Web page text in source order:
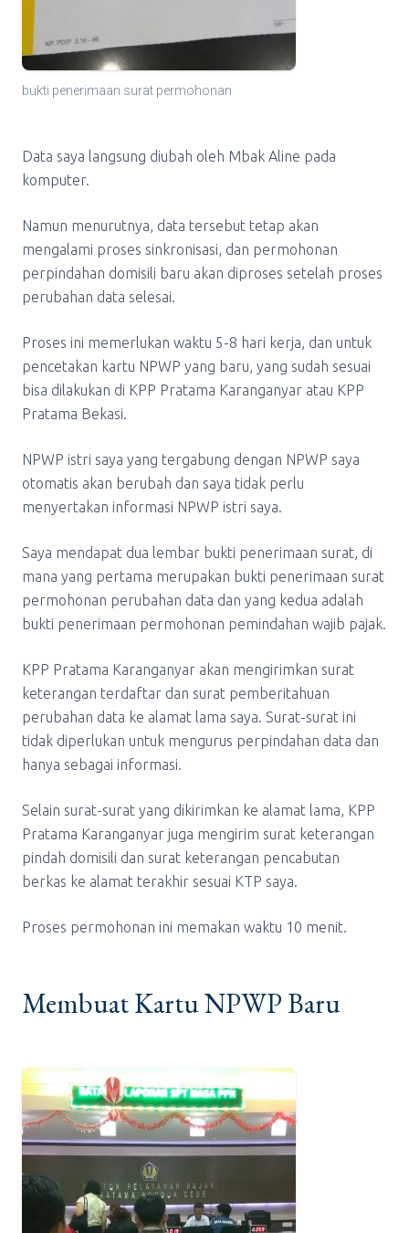
bukti penerimaan surat permohonan
Data saya langsung diubah oleh Mbak Aline pada
komputer.
Namun menurutnya, data tersebut tetap akan
mengalami proses sinkronisasi, dan permohonan
perpindahan domisili baru akan diproses setelah proses
perubahan data selesai.
Proses ini memerlukan waktu 5-8 hari kerja, dan untuk
pencetakan kartu NPWP yang baru, yang sudah sesuai
bisa dilakukan di KPP Pratama Karanganyar atau KPP
Pratama Bekasi.
NPWP istri saya yang tergabung dengan NPWP saya
otomatis akan berubah dan saya tidak perlu
menyertakan informasi NPWP istri saya.
Saya mendapat dua lembar bukti penerimaan surat, di
mana yang pertama merupakan bukti penerimaan surat
permohonan perubahan data dan yang kedua adalah
bukti penerimaan permohonan pemindahan wajib pajak.
KPP Pratama Karanganyar akan mengirimkan surat
keterangan terdaftar dan surat pemberitahuan
perubahan data ke alamat lama saya. Surat-surat ini
tidak diperlukan untuk mengurus perpindahan data dan
hanya sebagai informasi.
Selain surat-surat yang dikirimkan ke alamat lama, KPP
Pratama Karanganyar juga mengirim surat keterangan
pindah domisili dan surat keterangan pencabutan
berkas ke alamat terakhir sesuai KTP saya.
Proses permohonan ini memakan waktu 10 menit.
Membuat Kartu NPWP Baru